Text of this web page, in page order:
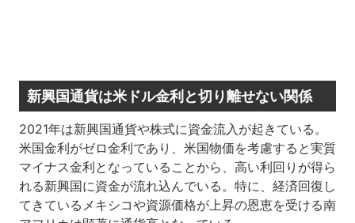
新興国通貨は米ドル金利と切り離せない関係
2021年は新興国通貨や株式に資金流入が起きている。
米国金利がゼロ金利であり、米国物価を考慮すると実質
マイナス金利となっていることから、高い利回りが得ら
れる新興国に資金が流れ込んでいる。特に、経済回復し
てきているメキシコや資源価格が上昇の恩恵を受ける南